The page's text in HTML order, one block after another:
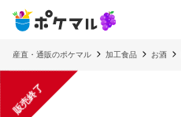
産直・通販のポケマル 加工食品 お酒
販売終了